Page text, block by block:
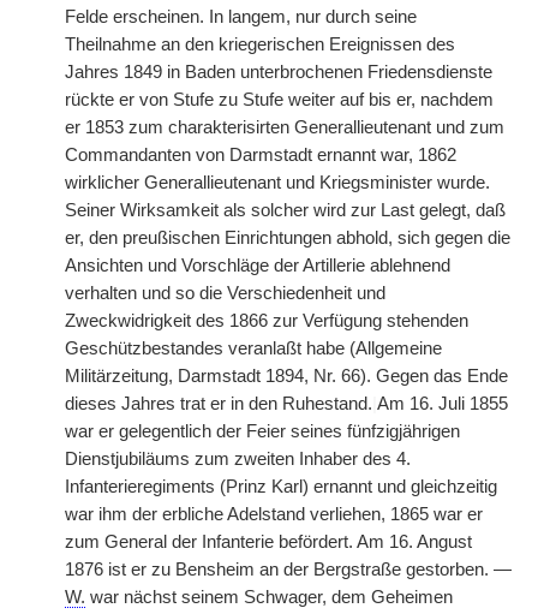
Felde erscheinen. In langem, nur durch seine
Theilnahme an den kriegerischen Ereignissen des
Jahres 1849 in Baden unterbrochenen Friedensdienste
rückte er von Stufe zu Stufe weiter auf bis er, nachdem
er 1853 zum charakterisirten Generallieutenant und zum
Commandanten von Darmstadt ernannt war, 1862
wirklicher Generallieutenant und Kriegsminister wurde.
Seiner Wirksamkeit als solcher wird zur Last gelegt, daß
er, den preußischen Einrichtungen abhold, sich gegen die
Ansichten und Vorschläge der Artillerie ablehnend
verhalten und so die Verschiedenheit und
Zweckwidrigkeit des 1866 zur Verfügung stehenden
Geschützbestandes veranlaßt habe (Allgemeine
Militärzeitung, Darmstadt 1894, Nr. 66). Gegen das Ende
dieses Jahres trat er in den Ruhestand. Am 16. Juli 1855
war er gelegentlich der Feier seines fünfzigjährigen
Dienstjubiläums zum zweiten Inhaber des 4.
Infanterieregiments (Prinz Karl) ernannt und gleichzeitig
war ihm der erbliche Adelstand verliehen, 1865 war er
zum General der Infanterie befördert. Am 16. Angust
1876 ist er zu Bensheim an der Bergstraße gestorben. —
W. war nächst seinem Schwager, dem Geheimen